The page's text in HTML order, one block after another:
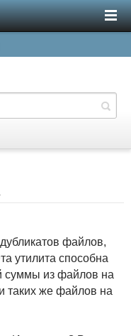
файлов,
утилита способна
суммы из файлов на
таких же файлов на